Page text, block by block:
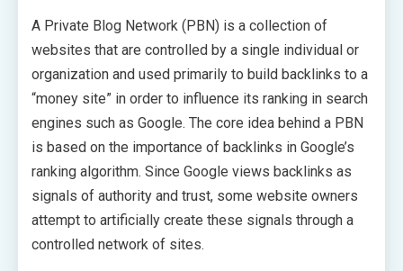
A Private Blog Network (PBN) is a collection of
websites that are controlled by a single individual or
organization and used primarily to build backlinks to a
“money site” in order to influence its ranking in search
engines such as Google. The core idea behind a PBN
is based on the importance of backlinks in Google’s
ranking algorithm. Since Google views backlinks as
signals of authority and trust, some website owners
attempt to artificially create these signals through a
controlled network of sites.